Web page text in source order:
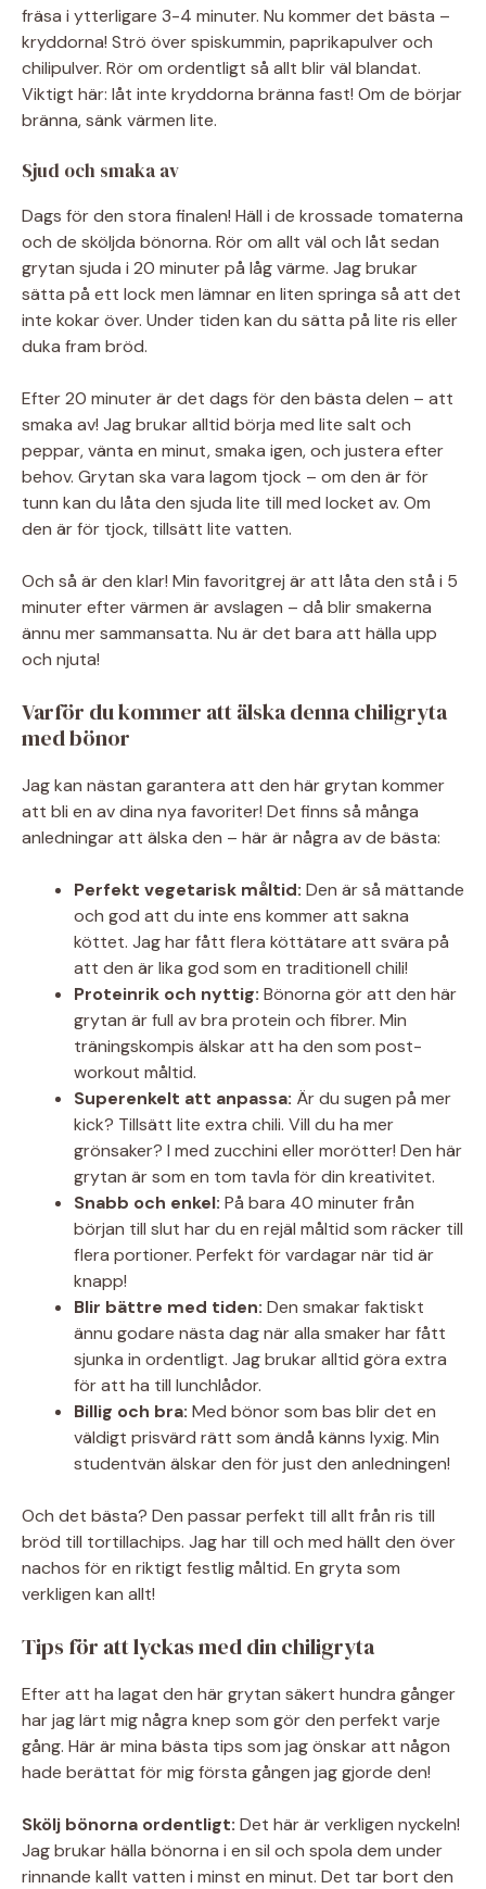
fräsa i ytterligare 3-4 minuter. Nu kommer det bästa –
kryddorna! Strö över spiskummin, paprikapulver och
chilipulver. Rör om ordentligt så allt blir väl blandat.
Viktigt här: låt inte kryddorna bränna fast! Om de börjar
bränna, sänk värmen lite.
Sjud och smaka av
Dags för den stora finalen! Häll i de krossade tomaterna
och de sköljda bönorna. Rör om allt väl och låt sedan
grytan sjuda i 20 minuter på låg värme. Jag brukar
sätta på ett lock men lämnar en liten springa så att det
inte kokar över. Under tiden kan du sätta på lite ris eller
duka fram bröd.
Efter 20 minuter är det dags för den bästa delen – att
smaka av! Jag brukar alltid börja med lite salt och
peppar, vänta en minut, smaka igen, och justera efter
behov. Grytan ska vara lagom tjock – om den är för
tunn kan du låta den sjuda lite till med locket av. Om
den är för tjock, tillsätt lite vatten.
Och så är den klar! Min favoritgrej är att låta den stå i 5
minuter efter värmen är avslagen – då blir smakerna
ännu mer sammansatta. Nu är det bara att hälla upp
och njuta!
Varför du kommer att älska denna chiligryta
med bönor
Jag kan nästan garantera att den här grytan kommer
att bli en av dina nya favoriter! Det finns så många
anledningar att älska den – här är några av de bästa:
Perfekt vegetarisk måltid: Den är så mättande
och god att du inte ens kommer att sakna
köttet. Jag har fått flera köttätare att svära på
att den är lika god som en traditionell chili!
Proteinrik och nyttig: Bönorna gör att den här
grytan är full av bra protein och fibrer. Min
träningskompis älskar att ha den som post-
workout måltid.
Superenkelt att anpassa: Är du sugen på mer
kick? Tillsätt lite extra chili. Vill du ha mer
grönsaker? I med zucchini eller morötter! Den här
grytan är som en tom tavla för din kreativitet.
Snabb och enkel: På bara 40 minuter från
början till slut har du en rejäl måltid som räcker till
flera portioner. Perfekt för vardagar när tid är
knapp!
Blir bättre med tiden: Den smakar faktiskt
ännu godare nästa dag när alla smaker har fått
sjunka in ordentligt. Jag brukar alltid göra extra
för att ha till lunchlådor.
Billig och bra: Med bönor som bas blir det en
väldigt prisvärd rätt som ändå känns lyxig. Min
studentvän älskar den för just den anledningen!
Och det bästa? Den passar perfekt till allt från ris till
bröd till tortillachips. Jag har till och med hällt den över
nachos för en riktigt festlig måltid. En gryta som
verkligen kan allt!
Tips för att lyckas med din chiligryta
Efter att ha lagat den här grytan säkert hundra gånger
har jag lärt mig några knep som gör den perfekt varje
gång. Här är mina bästa tips som jag önskar att någon
hade berättat för mig första gången jag gjorde den!
Skölj bönorna ordentligt: Det här är verkligen nyckeln!
Jag brukar hälla bönorna i en sil och spola dem under
rinnande kallt vatten i minst en minut. Det tar bort den